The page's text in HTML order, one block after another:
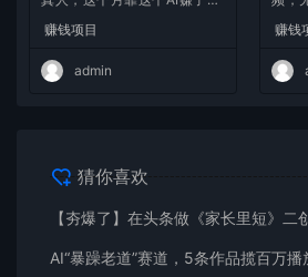
W+
赚钱项目
admin
爆
+
赚钱
猜你喜欢